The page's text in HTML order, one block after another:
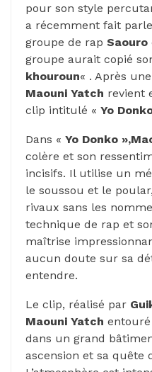
pour son style
a récemment fait
groupe de rap Saouro
groupe aurait copié
khouroun« . Après
Maouni Yatch revient
clip intitulé « Yo
Dans « Yo Donko
colère et son
incisifs. Il utilise un
le soussou et le
rivaux sans les
technique de rap et
maîtrise
aucun doute sur sa
entendre.
Le clip, réalisé par
Maouni Yatch entouré
dans un grand
ascension et sa quête